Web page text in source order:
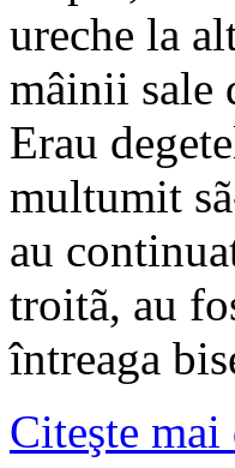
ureche la
mâinii sale
Erau
multumit
au
troitã, au
întreaga
Citeşte mai